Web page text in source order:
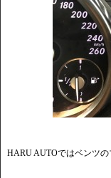
HARU AUTOではベンツ